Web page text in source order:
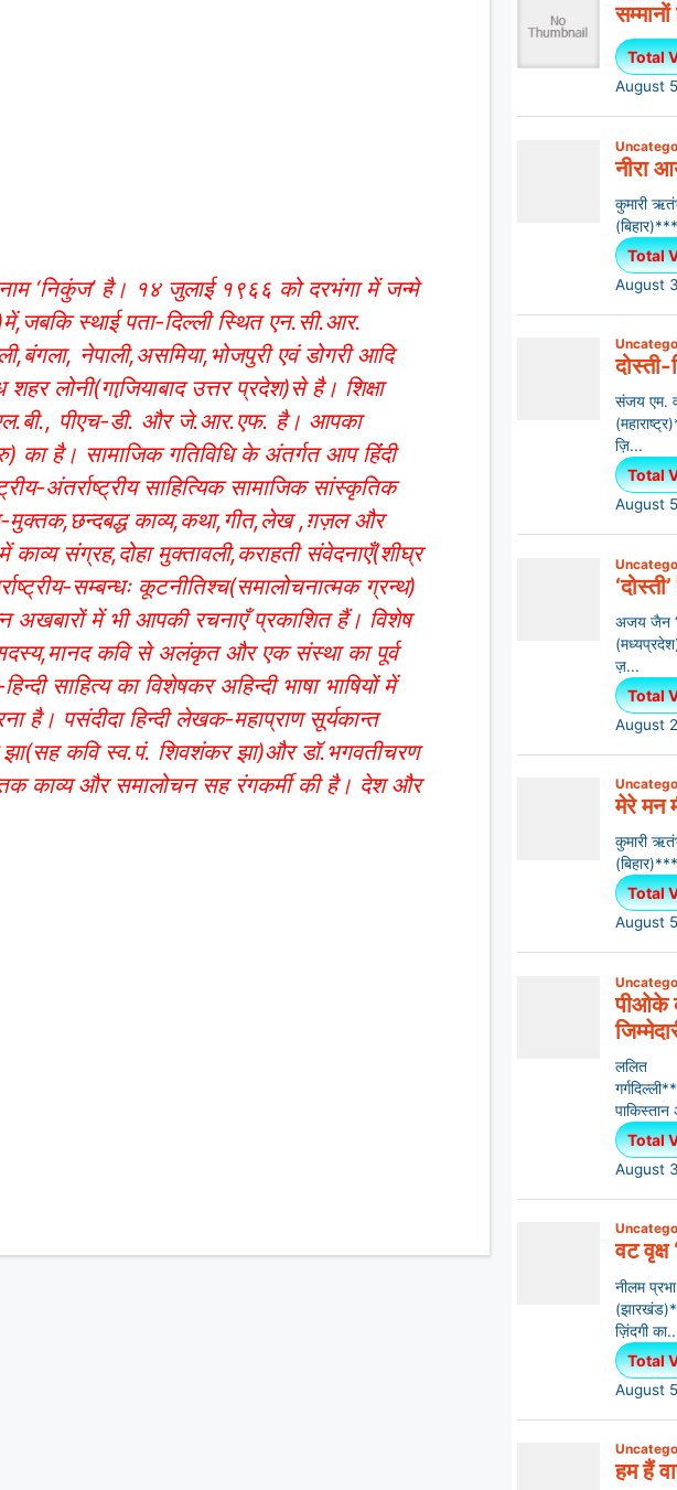
‘निकुंज’ है। १४ जुलाई १९६६ को दरभंगा में जन्मे
स्थाई पता-दिल्ली स्थित एन.सी.आर.
नेपाली,असमिया,भोजपुरी एवं डोगरी आदि
लोनी(गाजि़याबाद उत्तर प्रदेश)से है। शिक्षा
पीएच-डी. और जे.आर.एफ. है। आपका
का है। सामाजिक गतिविधि के अंतर्गत आप हिंंदी
अंतर्राष्ट्रीय साहित्यिक सामाजिक सांस्कृतिक
काव्य,कथा,गीत,लेख ,ग़ज़ल और
संग्रह,दोहा मुक्तावली,कराहती संवेदनाएँ(शीघ्र
सम्बन्धः कूटनीतिश्च(समालोचनात्मक ग्रन्थ)
अखबारों में भी आपकी रचनाएँ प्रकाशित हैं। विशेष
कवि से अलंकृत और एक संस्था का पूर्व
साहित्य का विशेषकर अहिन्दी भाषा भाषियों में
है। पसंदीदा हिन्दी लेखक-महाप्राण सूर्यकान्त
झा(सह कवि स्व.पं. शिवशंकर झा)और डॉ.भगवतीचरण
काव्य और समालोचन सह रंगकर्मी की है। देश और